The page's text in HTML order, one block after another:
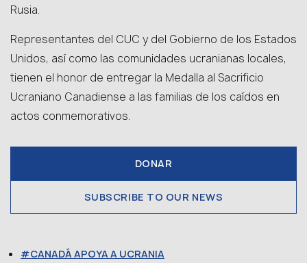
Rusia.
Representantes del CUC y del Gobierno de los Estados
Unidos, así como las comunidades ucranianas locales,
tienen el honor de entregar la Medalla al Sacrificio
Ucraniano Canadiense a las familias de los caídos en
actos conmemorativos.
DONAR
SUBSCRIBE TO OUR NEWS
CANADÁ APOYA A UCRANIA